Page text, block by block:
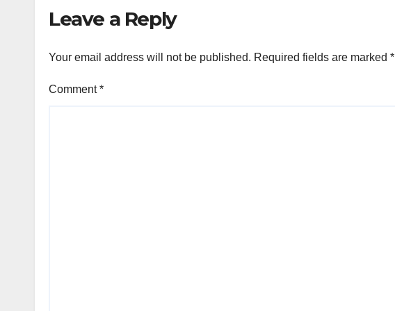
à Dorinha”
Leave a Reply
Your email address will not be published. Required fields are marked *
Comment*